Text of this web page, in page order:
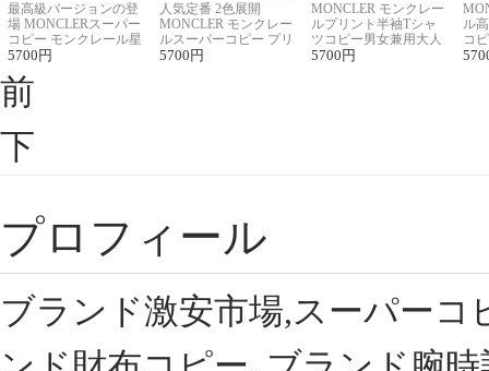
最高級バージョンの登
場 MONCLERスーパー
コピー モンクレール星
座半袖Tシャツ
5700 円
人気定番 2色展開
MONCLER モンクレー
ルスーパーコピー プリ
ント半袖Tシャツ
5700 円
MONCLER モンクレー
ルプリント半袖Tシャ
ツコピー男女兼用大人
可愛い春夏コーデ
5700 円
ル
コ
ィ
前
下
プロフィール
ブランド激安市場,スーパー